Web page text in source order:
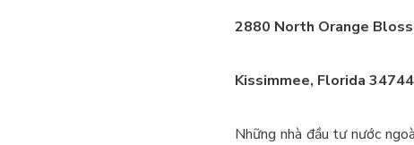
2880 North Orange
Kissimmee, Florida 34744
Những nhà đầu tư nước